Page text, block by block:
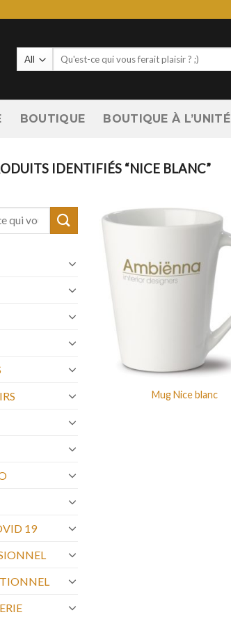
Recherche
pour :
BOUTIQUE BOUTIQUE À L’UNITÉ
IDENTIFIÉS “NICE BLANC”
19
Mug Nice blanc